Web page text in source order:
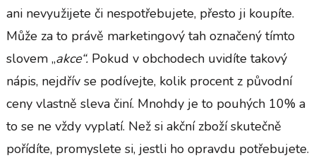
ani nevyužijete či nespotřebujete, přesto ji koupíte.
Může za to právě marketingový tah označený tímto
slovem „akce“.Pokud v obchodech uvidíte takový
nápis, nejdřív se podívejte, kolik procent z původní
ceny vlastně sleva činí. Mnohdy je to pouhých 10% a
to se ne vždy vyplatí. Než si akční zboží skutečně
pořídíte, promyslete si, jestli ho opravdu potřebujete.